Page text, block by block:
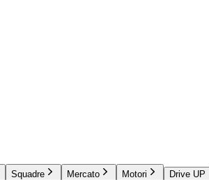
Squadre Mercato Motori Drive UP